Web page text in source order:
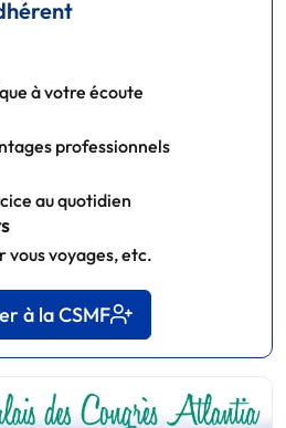
à votre écoute
professionnels
au quotidien
vous voyages, etc.
à la CSMF